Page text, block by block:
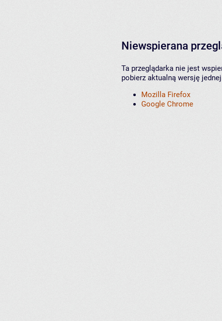
Niewspierana
Ta przeglądarka nie jest
pobierz aktualną wersję
Mozilla Firefox
Google Chrome